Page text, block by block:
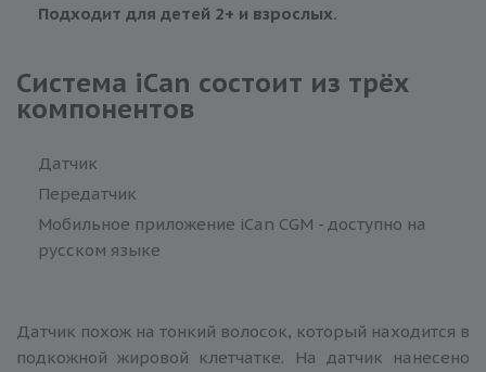
Подходит для детей 2+ и взрослых.
Система iCan состоит из трёх
компонентов
Датчик
Передатчик
Мобильное приложение iCan CGM - доступно на
русском языке
Датчик похож на тонкий волосок, который находится в
подкожной жировой клетчатке. На датчик нанесено